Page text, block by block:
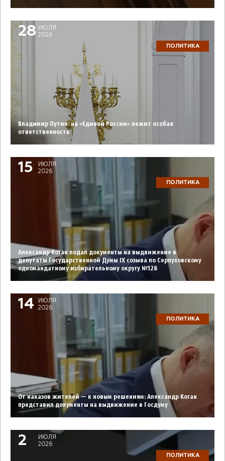
28
ИЮЛЯ
2026
ПОЛИТИКА
Владимир Путин: на «Единой России» лежит особая
ответственность
15
ИЮЛЯ
2026
ПОЛИТИКА
Александр Коган подал документы на выдвижение в
депутаты Государственной Думы IX созыва по Серпуховскому
одномандатному избирательному округу №128
14
ИЮЛЯ
2026
ПОЛИТИКА
От наказов жителей — к новым решениям: Александр Коган
представил документы на выдвижение в Госдуму
2
ИЮЛЯ
2026
ПОЛИТИКА